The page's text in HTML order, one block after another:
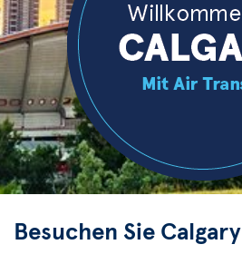
Besuchen Sie Calgary